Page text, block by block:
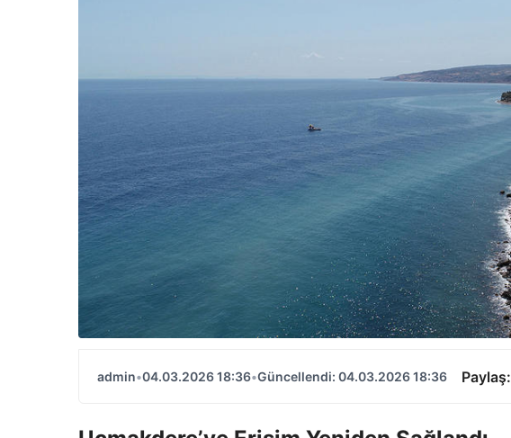
admin•04.03.2026 18:36•Güncellendi: 04.03.2026 18:36 Paylaş: